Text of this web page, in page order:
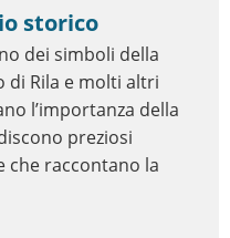
storico
dei simboli della
di Rila e molti altri
l’importanza della
preziosi
che raccontano la